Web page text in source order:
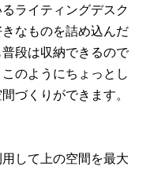
ライティングデスク
なものを詰め込んだ
段は収納できるので
のようにちょっとし
づくりができます。
して上の空間を最大